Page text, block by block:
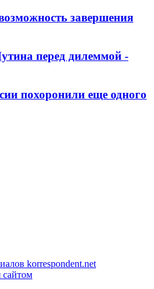
завершения
перед дилеммой -
похоронили еще одного
korrespondent.net
сайтом